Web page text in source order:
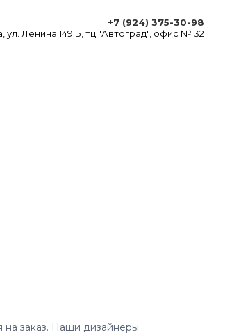
+7 (924) 375-30-98
ул. Ленина 149 Б, тц "Автоград", офис № 32
на заказ. Наши дизайнеры